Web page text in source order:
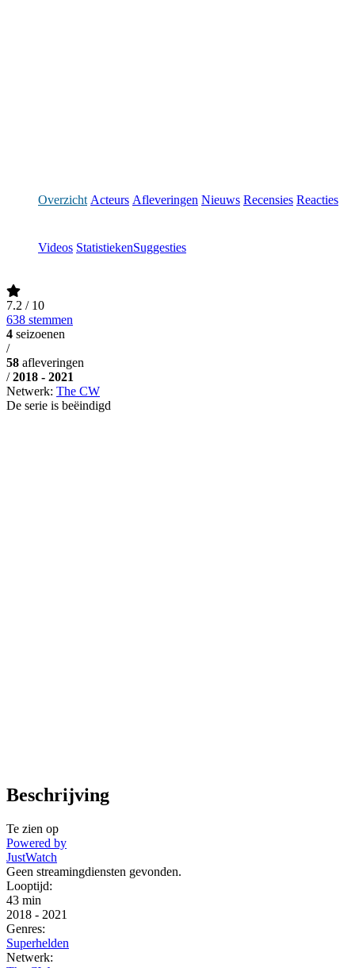
Overzicht Acteurs Afleveringen Nieuws Recensies Reacties
Videos StatistiekenSuggesties
7.2 / 10
638 stemmen
4 seizoenen
/
58 afleveringen
/ 2018 - 2021
Netwerk: The CW
De serie is beëindigd
Beschrijving
Te zien op
Powered by
JustWatch
Geen streamingdiensten gevonden.
Looptijd:
43 min
2018 - 2021
Genres:
Superhelden
Netwerk: